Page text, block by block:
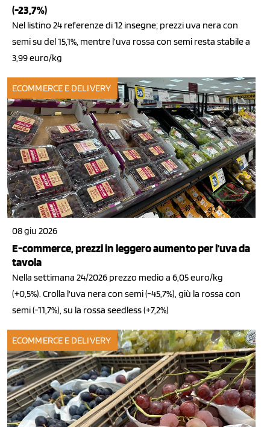
(-23,7%)
Nel listino 24 referenze di 12 insegne; prezzi uva nera con
semi su del 15,1%, mentre l’uva rossa con semi resta stabile a
3,99 euro/kg
ECOMMERCE E DELIVERY
08 giu 2026
E-commerce, prezzi in leggero aumento per l'uva da
tavola
Nella settimana 24/2026 prezzo medio a 6,05 euro/kg
(+0,5%). Crolla l'uva nera con semi (-45,7%), giù la rossa con
semi (-11,7%), su la rossa seedless (+7,2%)
ECOMMERCE E DELIVERY